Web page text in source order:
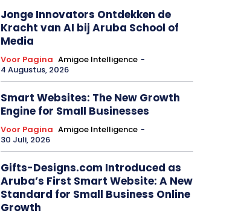
Jonge Innovators Ontdekken de
Kracht van AI bij Aruba School of
Media
Voor Pagina Amigoe Intelligence -
4 Augustus, 2026
Smart Websites: The New Growth
Engine for Small Businesses
Voor Pagina Amigoe Intelligence -
30 Juli, 2026
Gifts-Designs.com Introduced as
Aruba’s First Smart Website: A New
Standard for Small Business Online
Growth